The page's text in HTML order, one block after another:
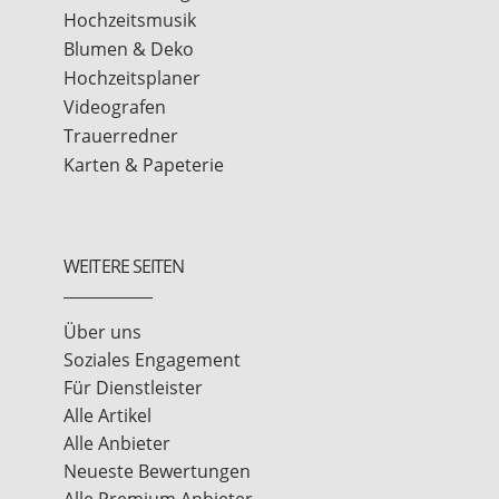
Hochzeitsmusik
Blumen & Deko
Hochzeitsplaner
Videografen
Trauerredner
Karten & Papeterie
WEITERE SEITEN
Über uns
Soziales Engagement
Für Dienstleister
Alle Artikel
Alle Anbieter
Neueste Bewertungen